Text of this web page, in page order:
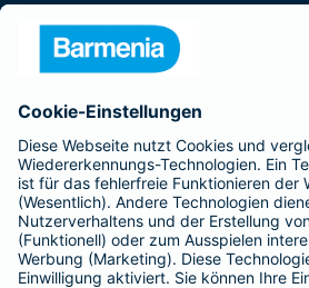
Barmenia ist Teil der
BELIEBTE
Kranken-